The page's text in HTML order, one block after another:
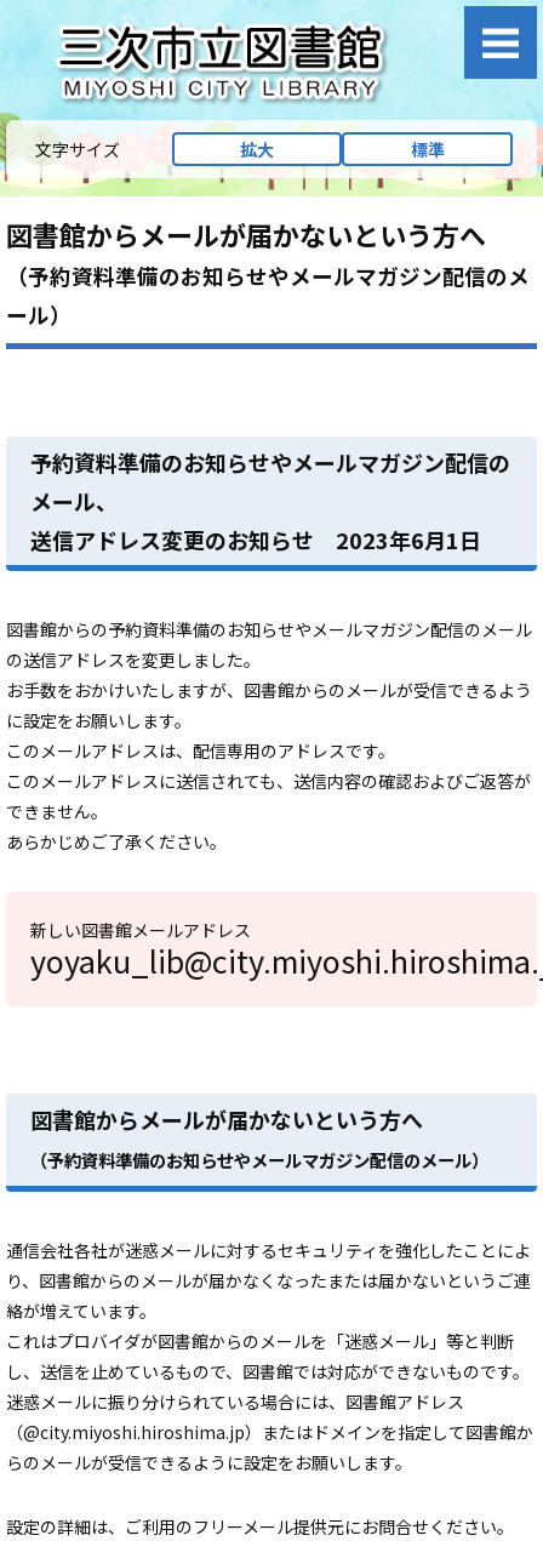
文字サイズ 拡大 標準
図書館からメールが届かないという方へ
（予約資料準備のお知らせやメールマガジン配信のメ
ール）
予約資料準備のお知らせやメールマガジン配信の
メール、
送信アドレス変更のお知らせ 2023年6月1日
図書館からの予約資料準備のお知らせやメールマガジン配信のメール
の送信アドレスを変更しました。
お手数をおかけいたしますが、図書館からのメールが受信できるよう
に設定をお願いします。
このメールアドレスは、配信専用のアドレスです。
このメールアドレスに送信されても、送信内容の確認およびご返答が
できません。
あらかじめご了承ください。
新しい図書館メールアドレス
図書館からメールが届かないという方へ
（予約資料準備のお知らせやメールマガジン配信のメール）
通信会社各社が迷惑メールに対するセキュリティを強化したことによ
り、図書館からのメールが届かなくなったまたは届かないというご連
絡が増えています。
これはプロバイダが図書館からのメールを「迷惑メール」等と判断
し、送信を止めているもので、図書館では対応ができないものです。
迷惑メールに振り分けられている場合には、図書館アドレス
（@city.miyoshi.hiroshima.jp）またはドメインを指定して図書館か
らのメールが受信できるように設定をお願いします。
設定の詳細は、ご利用のフリーメール提供元にお問合せください。